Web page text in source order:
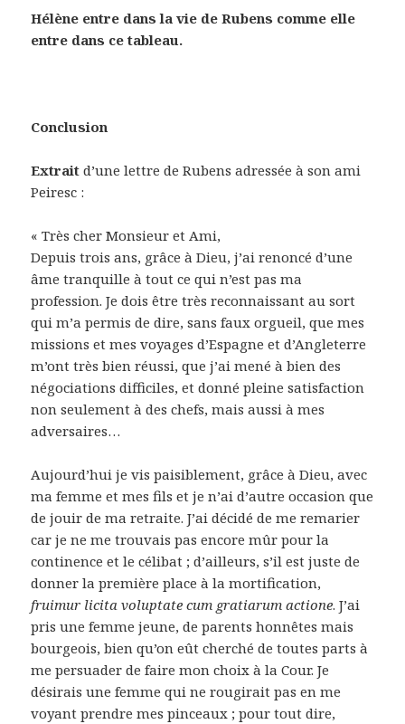
Hélène entre dans la vie de Rubens comme elle
entre dans ce tableau.
Conclusion
Extraitd’une lettre de Rubens adressée à son ami
Peiresc :
« Très cher Monsieur et Ami,
Depuis trois ans, grâce à Dieu, j’ai renoncé d’une
âme tranquille à tout ce qui n’est pas ma
profession. Je dois être très reconnaissant au sort
qui m’a permis de dire, sans faux orgueil, que mes
missions et mes voyages d’Espagne et d’Angleterre
m’ont très bien réussi, que j’ai mené à bien des
négociations difficiles, et donné pleine satisfaction
non seulement à des chefs, mais aussi à mes
adversaires…
Aujourd’hui je vis paisiblement, grâce à Dieu, avec
ma femme et mes fils et je n’ai d’autre occasion que
de jouir de ma retraite. J’ai décidé de me remarier
car je ne me trouvais pas encore mûr pour la
continence et le célibat ; d’ailleurs, s’il est juste de
donner la première place à la mortification,
fruimur licita voluptate cum gratiarum actione. J’ai
pris une femme jeune, de parents honnêtes mais
bourgeois, bien qu’on eût cherché de toutes parts à
me persuader de faire mon choix à la Cour. Je
désirais une femme qui ne rougirait pas en me
voyant prendre mes pinceaux ; pour tout dire,